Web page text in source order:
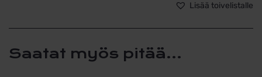
Lisää toivelistalle
Saatat myös pitää...